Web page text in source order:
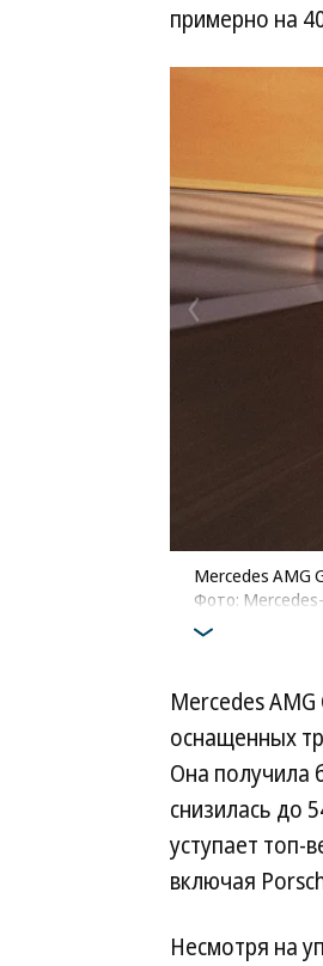
примерно на
Mercedes AMG
Фото:
Mercedes
оснащенных
Она получила
снизилась до
уступает топ-
включая
Несмотря на